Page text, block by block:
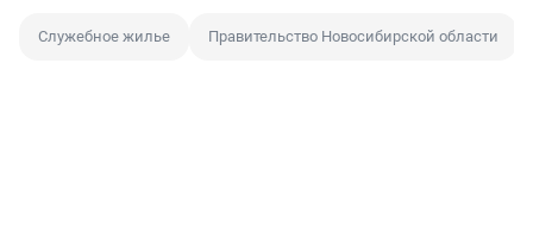
Служебное жилье Правительство Новосибирской области